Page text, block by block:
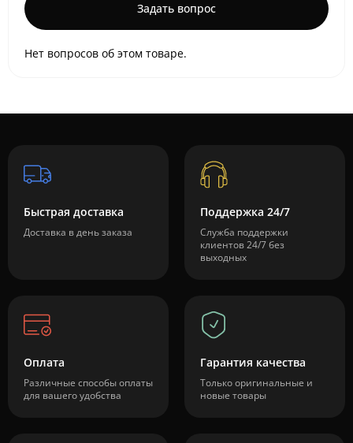
Задать вопрос
Нет вопросов об этом товаре.
Быстрая доставка
Доставка в день заказа
Поддержка 24/7
Служба поддержки
клиентов 24/7 без
выходных
Оплата
Различные способы оплаты
для вашего удобства
Гарантия качества
Только оригинальные и
новые товары